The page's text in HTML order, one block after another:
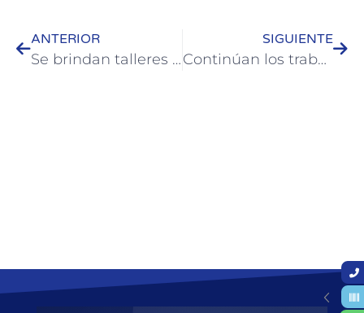
ANTERIOR
Se brindan talleres de autonomía económica y de orientación laboral en Colón
SIGUIENTE
Continúan los trabajos en calles y caminos de Colón